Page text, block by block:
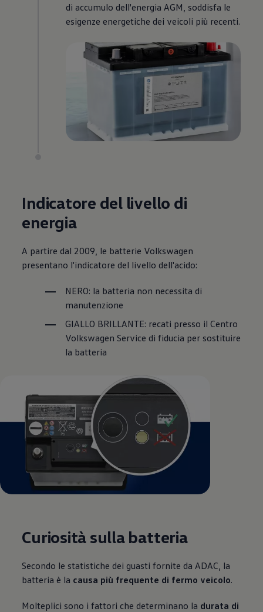
di accumulo dell'energia AGM, soddisfa le
esigenze energetiche dei veicoli più recenti.
Indicatore del livello di
energia
A partire dal 2009, le batterie Volkswagen
presentano l'indicatore del livello dell'acido:
NERO: la batteria non necessita di
manutenzione
GIALLO BRILLANTE: recati presso il Centro
Volkswagen Service di fiducia per sostituire
la batteria
Curiosità sulla batteria
Secondo le statistiche dei guasti fornite da ADAC, la
batteria è la causa più frequente di fermo veicolo.
Molteplici sono i fattori che determinano la durata di